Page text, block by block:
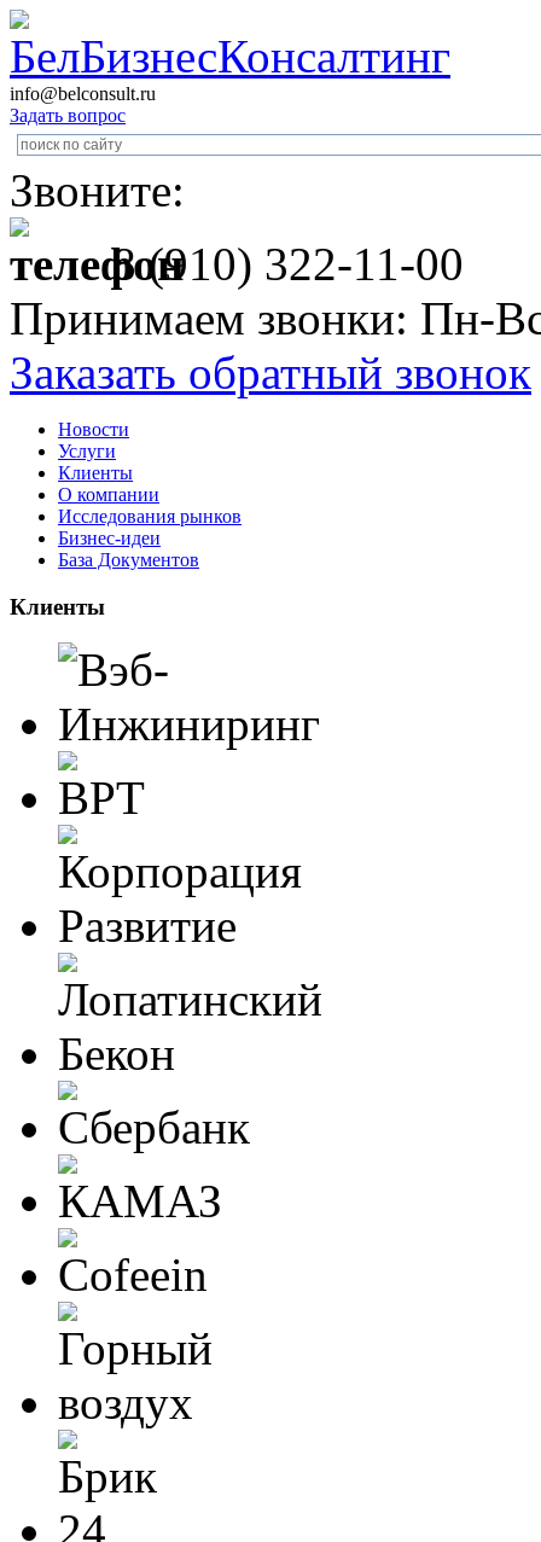
info@belconsult.ru
Задать вопрос
Звоните:
8 (910) 322-11-00
Принимаем звонки: Пн-
Заказать обратный звонок
Новости
Услуги
Клиенты
О компании
Исследования рынков
Бизнес-идеи
База Документов
Клиенты